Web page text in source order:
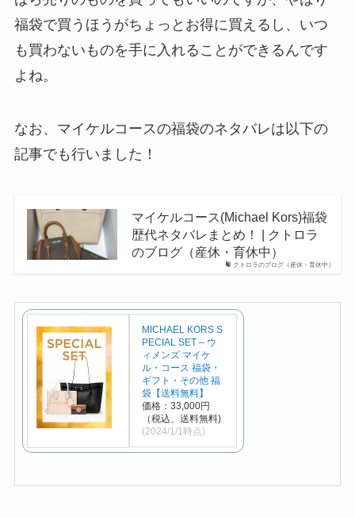
福袋で買うほうがちょっとお得に買えるし、いつ
も買わないものを手に入れることができるんです
よね。
なお、マイケルコースの福袋のネタバレは以下の
記事でも行いました！
クトロラのブログ（産休・育休中）
マイケルコース(Michael Kors)福袋
歴代ネタバレまとめ！ | クトロラ
のブログ（産休・育休中）
MICHAEL KORS S
PECIAL SET – ウ
ィメンズ マイケ
ル・コース 福袋・
ギフト・その他 福
袋【送料無料】
価格：33,000円
（税込、送料無料)
(2024/1/1時点)